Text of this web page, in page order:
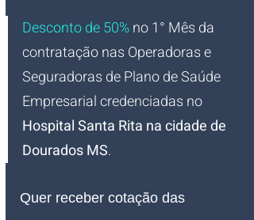
Desconto de 50%no 1° Mês da
contratação nas Operadoras e
Seguradoras de Plano de Saúde
Empresarial credenciadas no
Hospital Santa Rita na cidade de
Dourados MS.
Quer receber cotação das